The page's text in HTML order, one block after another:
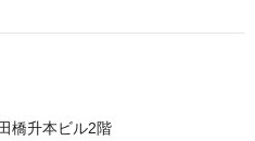
橋升本ビル2階